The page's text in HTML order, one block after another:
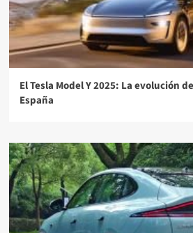
El Tesla Model Y 2025: La evolución
España